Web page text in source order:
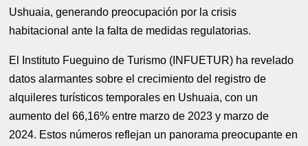
Ushuaia, generando preocupación por la crisis
habitacional ante la falta de medidas regulatorias.
El Instituto Fueguino de Turismo (INFUETUR) ha revelado
datos alarmantes sobre el crecimiento del registro de
alquileres turísticos temporales en Ushuaia, con un
aumento del 66,16% entre marzo de 2023 y marzo de
2024. Estos números reflejan un panorama preocupante en